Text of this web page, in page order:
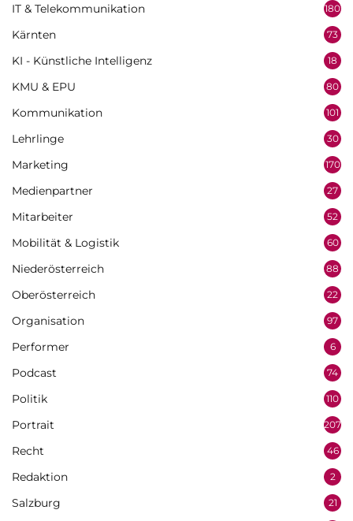
IT & Telekommunikation 180
Kärnten 73
KI - Künstliche Intelligenz 18
KMU & EPU 80
Kommunikation 101
Lehrlinge 30
Marketing 170
Medienpartner 27
Mitarbeiter 52
Mobilität & Logistik 60
Niederösterreich 88
Oberösterreich 22
Organisation 97
Performer 6
Podcast 74
Politik 110
Portrait 207
Recht 46
Redaktion 2
Salzburg 21